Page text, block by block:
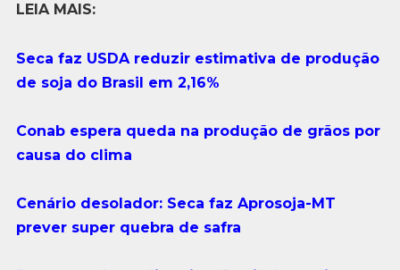
LEIA MAIS:
Seca faz USDA reduzir estimativa de produção
de soja do Brasil em 2,16%
Conab espera queda na produção de grãos por
causa do clima
Cenário desolador: Seca faz Aprosoja-MT
prever super quebra de safra